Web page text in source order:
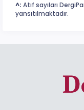
^: Atıf sayıları
yansıtılmaktadır.